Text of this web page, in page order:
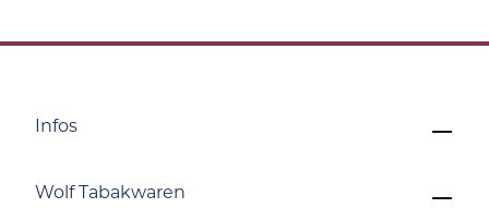
Infos
Wolf Tabakwaren